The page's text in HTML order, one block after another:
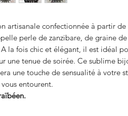
artisanale confectionnée à partir de
perle de zanzibare, de graine de
la fois chic et élégant, il est idéal
une tenue de soirée. Ce sublime
une touche de sensualité à votre
entourent.